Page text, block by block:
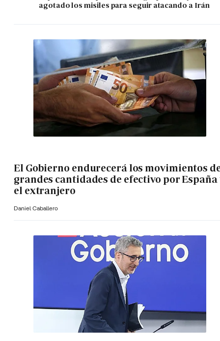
agotado los misiles para seguir atacando a Irán
El Gobierno endurecerá los movimientos
grandes cantidades de efectivo por España
el extranjero
Daniel Caballero